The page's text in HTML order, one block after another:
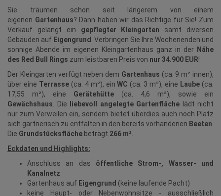
Sie träumen schon seit längerem von einem
eigenen Gartenhaus? Dann haben wir das Richtige für Sie! Zum
Verkauf gelangt ein gepflegter Kleingarten samt diversen
Gebäuden auf Eigengrund . Verbringen Sie Ihre Wochenenden und
sonnige Abende im eigenen Kleingartenhaus ganz in der Nähe
des Red Bull Rings zum leistbaren Preis von nur 34.900 EUR!
Der Kleingarten verfügt neben dem Gartenhaus (ca. 9 m² innen),
über eine Terrasse(ca. 4 m²), einWC (ca. 3 m²), eine Laube (ca.
17,55 m²), eine Gerätehütte (ca. 4,6 m²), sowie ein
Gewächshaus. Die liebevoll angelegte Gartenfläche lädt nicht
nur zum Verweilen ein, sondern bietet überdies auch noch Platz
sich gärtnerisch zu entfalten in den bereits vorhandenen Beeten.
Die Grundstücksfläche beträgt 266 m².
Eckdaten und Highlights:
Anschluss an das öffentliche Strom-, Wasser- und
Kanalnetz
Gartenhaus auf Eigengrund (keine laufende Pacht)
keine Haupt- oder Nebenwohnsitze - ausschließlich